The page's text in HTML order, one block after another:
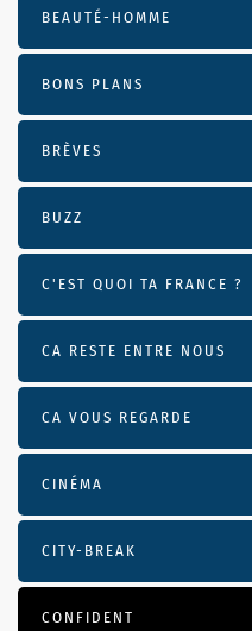
BEAUTÉ-HOMME
BONS PLANS
BRÈVES
BUZZ
C'EST QUOI TA FRANCE ?
CA RESTE ENTRE NOUS
CA VOUS REGARDE
CINÉMA
CITY-BREAK
CONFIDENT